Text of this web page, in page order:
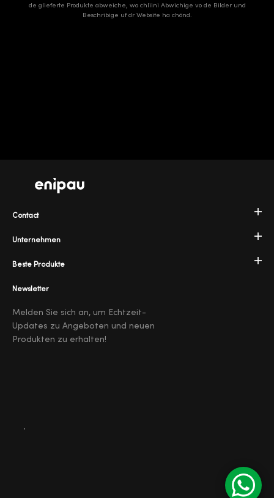
de glieferte Produkte abweiche, wo chliini Abwichige vo de Bilder und
Beschribige uf dr Website ha chönd.
Unternehmen
Beste Produkte
Contact
Newsletter
Melden Sie sich an, um Echtzeit-
Updates zu Angeboten und neuen
Produkten zu erhalten!